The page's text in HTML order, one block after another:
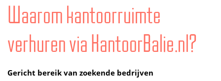
Waarom kantoorruimte
verhuren via KantoorBalie.nl?
Gericht bereik van zoekende bedrijven